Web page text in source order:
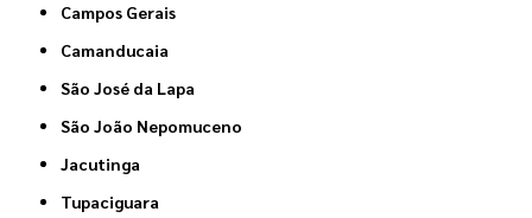
Campos Gerais
Camanducaia
São José da Lapa
São João Nepomuceno
Jacutinga
Tupaciguara